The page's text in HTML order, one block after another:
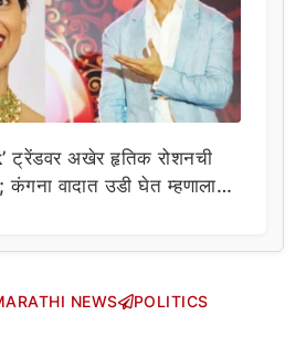
ट्रेंडवर अखेर हृतिक रोशनची
कंगना वादात उडी घेत म्हणाला…
NEWS POLITICS